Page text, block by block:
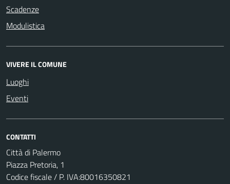
Scadenze
Modulistica
VIVERE IL COMUNE
Luoghi
Eventi
CONTATTI
Città di Palermo
Piazza Pretoria, 1
Codice fiscale / P. IVA:80016350821